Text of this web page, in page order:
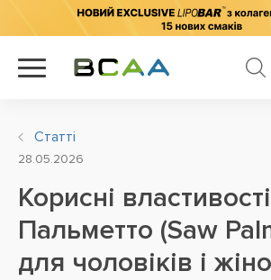
Статті
28.05.2026
Корисні
Пальметто (Saw
для чоловіків і